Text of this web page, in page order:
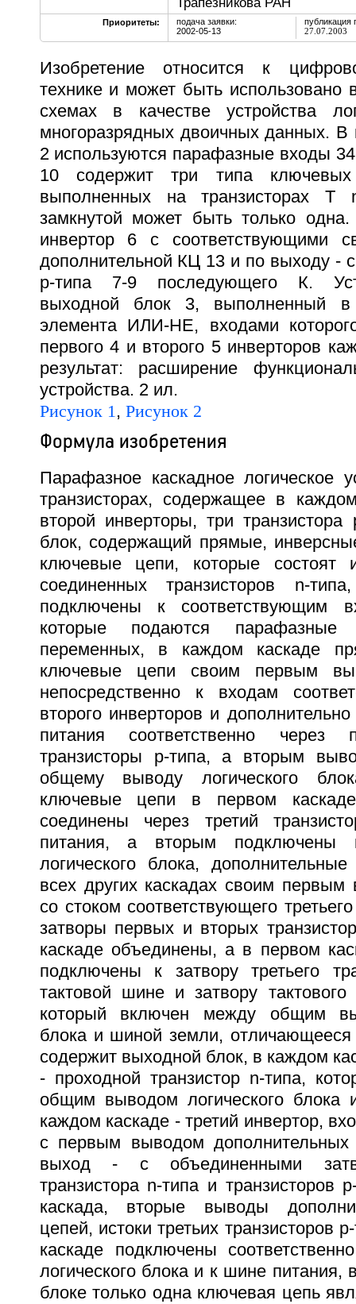
Приоритеты:
подача заявки:
2002-05-13
публикация
27.07.2003
Изобретение относится к
технике и может быть использовано
схемах в качестве устройства
многоразрядных двоичных данных.
2 используются парафазные входы
10 содержит три типа
выполненных на транзисторах Т
замкнутой может быть только
инвертор 6 с соответствующими
дополнительной КЦ 13 и по выходу -
р-типа 7-9 последующего К.
выходной блок 3, выполненный в
элемента ИЛИ-НЕ, входами
первого 4 и второго 5 инверторов
результат: расширение
устройства. 2 ил.
Рисунок 1, Рисунок 2
Формула изобретения
Парафазное каскадное логическое
транзисторах, содержащее в
второй инверторы, три транзистора
блок, содержащий прямые,
ключевые цепи, которые состоят
соединенных транзисторов n-
подключены к соответствующим
которые подаются парафазные
переменных, в каждом каскаде
ключевые цепи своим первым
непосредственно к входам
второго инверторов и
питания соответственно
транзисторы р-типа, а вторым
общему выводу логического
ключевые цепи в первом
соединены через третий
питания, а вторым
логического блока,
всех других каскадах своим
со стоком соответствующего
затворы первых и вторых
каскаде объединены, а в первом
подключены к затвору третьего
тактовой шине и затвору тактового
который включен между общим
блока и шиной земли, отличающееся
содержит выходной блок, в каждом
- проходной транзистор n-типа,
общим выводом логического
каждом каскаде - третий инвертор,
с первым выводом
выход - с объединенными
транзистора n-типа и транзисторов
каскада, вторые выводы
цепей, истоки третьих транзисторов
каскаде подключены
логического блока и к шине питания,
блоке только одна ключевая цепь